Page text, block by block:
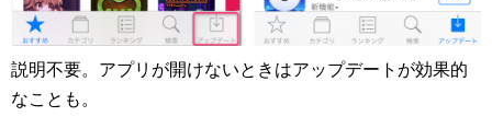
説明不要。アプリが開けないときはアップデートが効果的
なことも。